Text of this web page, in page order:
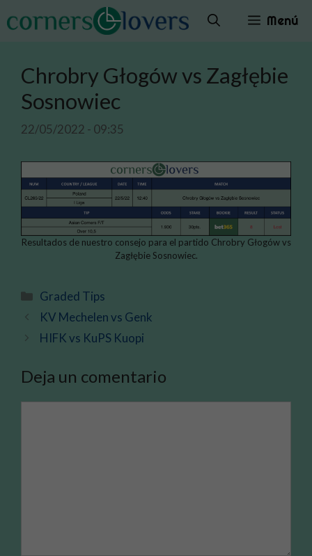
al
Menú
Chrobry Głogów vs Zagłębie
Sosnowiec
22/05/2022 - 09:35
Resultados de nuestro consejo para el partido Chrobry Głogów vs
Zagłębie Sosnowiec.
Categorías
Graded Tips
KV Mechelen vs Genk
HIFK vs KuPS Kuopi
Deja un comentario